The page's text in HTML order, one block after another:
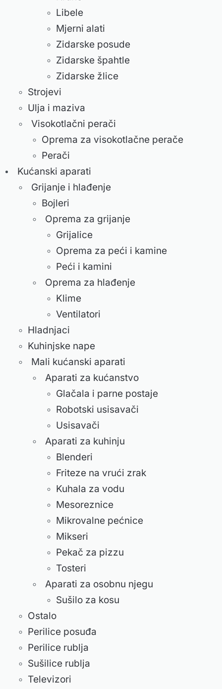
Libele
Mjerni alati
Zidarske posude
Zidarske špahtle
Zidarske žlice
Strojevi
Ulja i maziva
Visokotlačni perači
Oprema za visokotlačne perače
Perači
Kućanski aparati
Grijanje i hlađenje
Bojleri
Oprema za grijanje
Grijalice
Oprema za peći i kamine
Peći i kamini
Oprema za hlađenje
Klime
Ventilatori
Hladnjaci
Kuhinjske nape
Mali kućanski aparati
Aparati za kućanstvo
Glačala i parne postaje
Robotski usisavači
Usisavači
Aparati za kuhinju
Blenderi
Friteze na vrući zrak
Kuhala za vodu
Mesoreznice
Mikrovalne pećnice
Mikseri
Pekač za pizzu
Tosteri
Aparati za osobnu njegu
Sušilo za kosu
Ostalo
Perilice posuđa
Perilice rublja
Sušilice rublja
Televizori